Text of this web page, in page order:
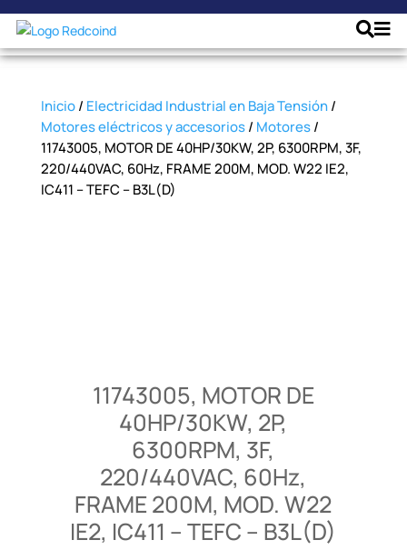
Inicio/ Electricidad Industrial en Baja Tensión/
Motores eléctricos y accesorios/ Motores/
11743005, MOTOR DE 40HP/30KW, 2P, 6300RPM, 3F,
220/440VAC, 60Hz, FRAME 200M, MOD. W22 IE2,
IC411 – TEFC – B3L(D)
11743005, MOTOR DE
40HP/30KW, 2P,
6300RPM, 3F,
220/440VAC, 60Hz,
FRAME 200M, MOD. W22
IE2, IC411 – TEFC – B3L(D)